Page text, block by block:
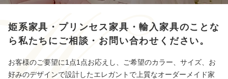
姫系家具・プリンセス家具・輸入家具のことな
ら 私たちにご相談・お問い合わせください。
お客様のご要望に1点1点お応えし、ご希望のカラー、サイズ、お
好みのデザインで設計したエレガントで上質なオーダーメイド家